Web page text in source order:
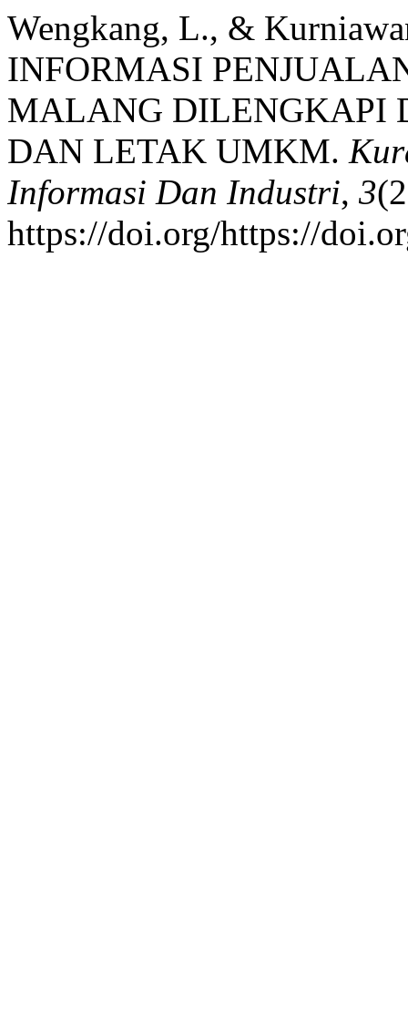
Wengkang, L., &
INFORMASI
MALANG DILENGKAPI
DAN LETAK UMKM.
Informasi Dan Industri, 3
https://doi.org/https://